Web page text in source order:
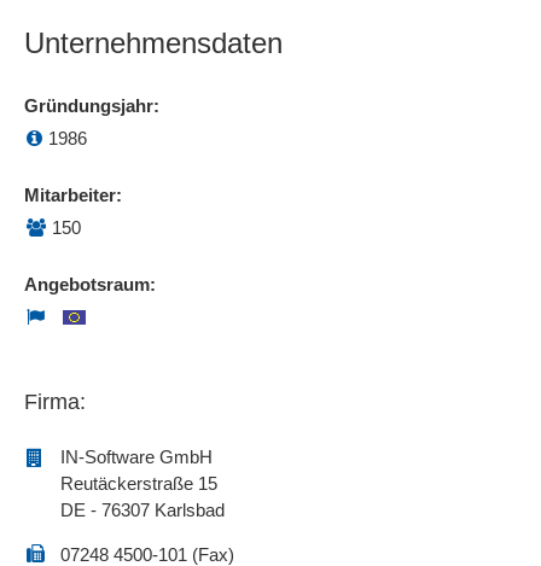
Unternehmensdaten
Gründungsjahr:
1986
Mitarbeiter:
150
Angebotsraum:
Firma:
IN-Software GmbH
Reutäckerstraße 15
DE - 76307 Karlsbad
07248 4500-101 (Fax)